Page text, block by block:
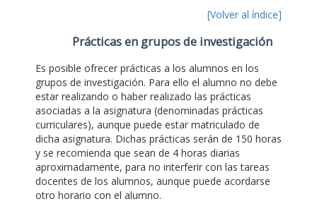
[Volver al índice]
Prácticas en grupos de investigación
Es posible ofrecer prácticas a los alumnos en los
grupos de investigación. Para ello el alumno no debe
estar realizando o haber realizado las prácticas
asociadas a la asignatura (denominadas prácticas
curriculares), aunque puede estar matriculado de
dicha asignatura. Dichas prácticas serán de 150 horas
y se recomienda que sean de 4 horas diarias
aproximadamente, para no interferir con las tareas
docentes de los alumnos, aunque puede acordarse
otro horario con el alumno.